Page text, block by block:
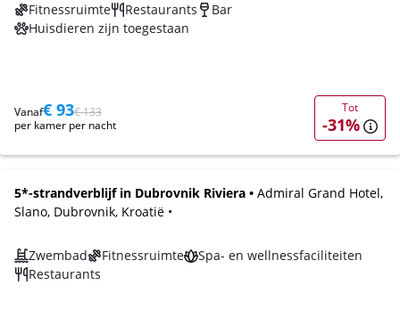
Fitnessruimte Restaurants
Bar
Huisdieren zijn toegestaan
Vanaf€ 93€ 133
per kamer per nacht
Tot
-31%
5*-strandverblijf in Dubrovnik Riviera • Admiral Grand Hotel,
Slano, Dubrovnik, Kroatië •
Zwembad Fitnessruimte
Spa- en wellnessfaciliteiten
Restaurants